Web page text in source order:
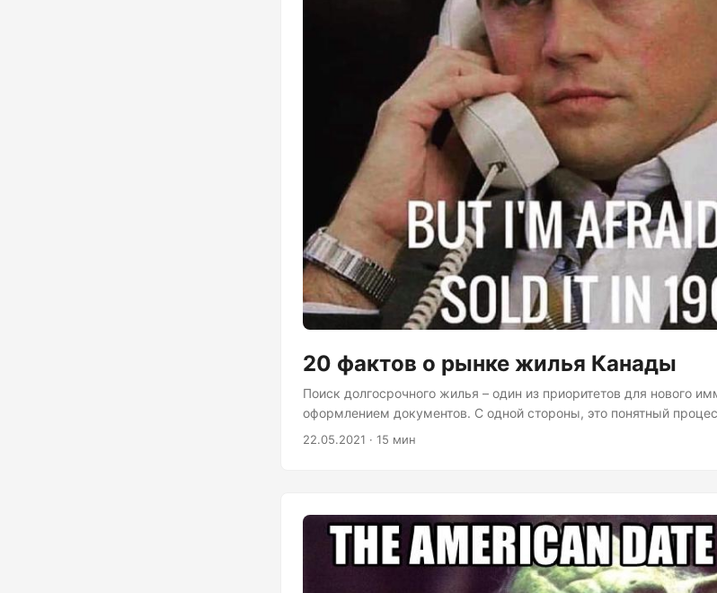
20 фактов о рынке жилья Канады
Поиск долгосрочного жилья – один из приоритетов для нового
оформлением документов. С одной стороны, это понятный
проходили и в стране исхода. С другой, детали поиска и
22.05.2021 · 15 мин